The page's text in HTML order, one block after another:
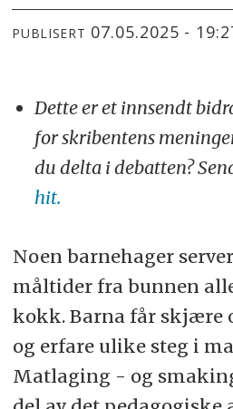
PUBLISERT 07.05.2025 -
Dette er et innsendt
for skribentens
du delta i debatten?
hit.
Noen barnehager
måltider fra bunnen
kokk. Barna får skjære
og erfare ulike steg i
Matlaging - og